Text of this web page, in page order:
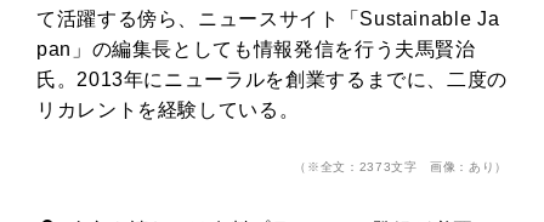
て活躍する傍ら、ニュースサイト「Sustainable Ja
pan」の編集長としても情報発信を行う夫馬賢治
氏。2013年にニューラルを創業するまでに、二度の
リカレントを経験している。
（※全文：2373文字 画像：あり）